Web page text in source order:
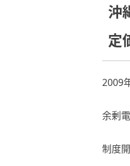
沖
定
2009
余剰
制度